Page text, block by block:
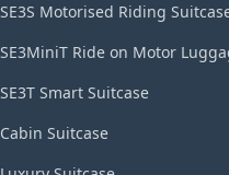
SE3S Motorised Riding
SE3MiniT Ride on Motor
SE3T Smart Suitcase
Cabin Suitcase